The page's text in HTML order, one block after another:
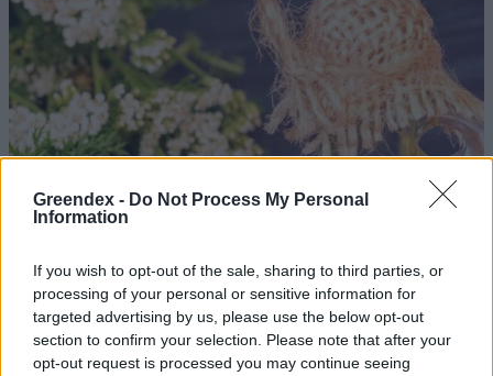
Greendex - Do Not Process My Personal
Information
If you wish to opt-out of the sale, sharing to third parties, or
processing of your personal or sensitive information for
targeted advertising by us, please use the below opt-out
section to confirm your selection. Please note that after your
opt-out request is processed you may continue seeing